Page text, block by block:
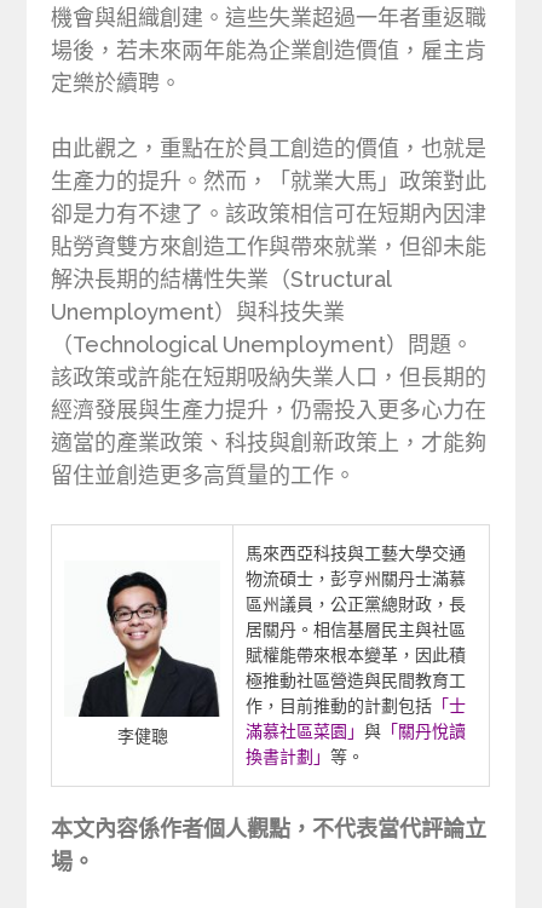
機會與組織創建。這些失業超過一年者重返職
場後，若未來兩年能為企業創造價值，雇主肯
定樂於續聘。
由此觀之，重點在於員工創造的價值，也就是
生產力的提升。然而，「就業大馬」政策對此
卻是力有不逮了。該政策相信可在短期內因津
貼勞資雙方來創造工作與帶來就業，但卻未能
解決長期的結構性失業（Structural
Unemployment）與科技失業
（Technological Unemployment）問題。
該政策或許能在短期吸納失業人口，但長期的
經濟發展與生產力提升，仍需投入更多心力在
適當的產業政策、科技與創新政策上，才能夠
留住並創造更多高質量的工作。
李健聰
馬來西亞科技與工藝大學交通
物流碩士，彭亨州關丹士滿慕
區州議員，公正黨總財政，長
居關丹。相信基層民主與社區
賦權能帶來根本變革，因此積
極推動社區營造與民間教育工
作，目前推動的計劃包括 「士
滿慕社區菜園」與 「關丹悅讀
換書計劃」等。
本文內容係作者個人觀點，不代表當代評論立
場。